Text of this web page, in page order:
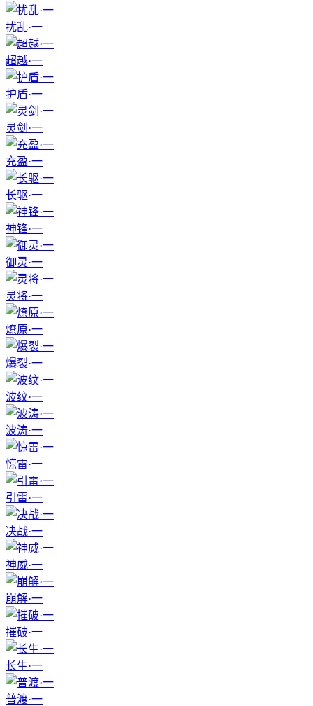
扰乱·一
超越·一
护盾·一
灵剑·一
充盈·一
长驱·一
神锋·一
御灵·一
灵将·一
燎原·一
爆裂·一
波纹·一
波涛·一
惊雷·一
引雷·一
决战·一
神威·一
崩解·一
摧破·一
长生·一
普渡·一